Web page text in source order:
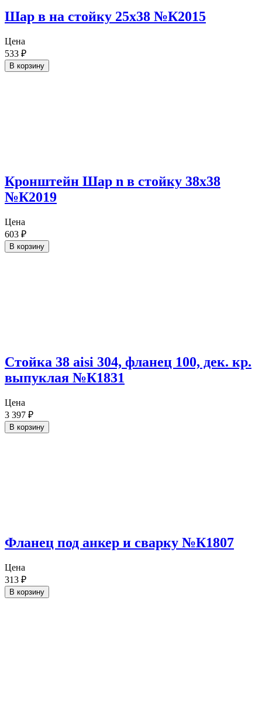
Шар в на стойку 25х38 №К2015
Цена
533 ₽
В корзину
Кронштейн Шар n в стойку 38х38
№К2019
Цена
603 ₽
В корзину
Стойка 38 aisi 304, фланец 100, дек. кр.
выпуклая №К1831
Цена
3 397 ₽
В корзину
Фланец под анкер и сварку №К1807
Цена
313 ₽
В корзину